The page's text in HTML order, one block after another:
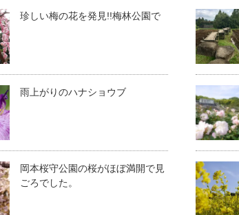
珍しい梅の花を発見!!梅林公園で
雨上がりのハナショウブ
岡本桜守公園の桜がほぼ満開で見
ごろでした。